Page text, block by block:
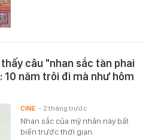
câu "nhan sắc tàn phai
10 năm trôi đi mà như hôm
Nhan sắc của mỹ nhân này bất
biến trước thời gian.
CINE - 2 tháng trước